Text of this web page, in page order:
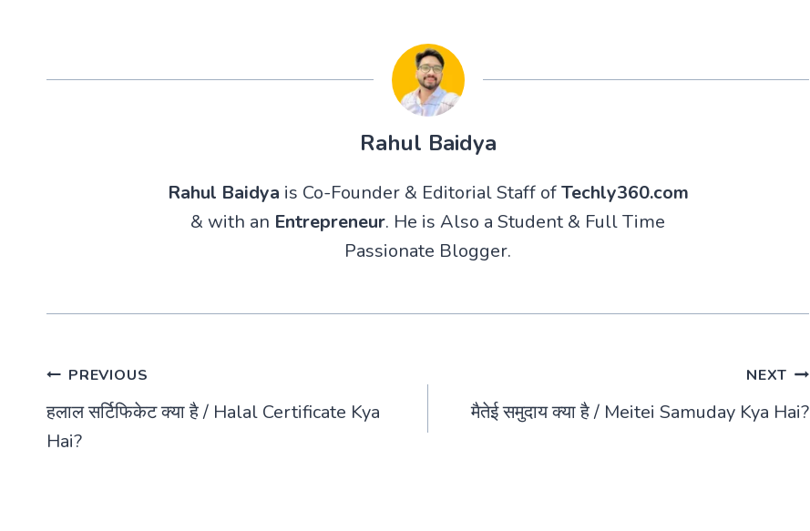
Rahul Baidya
Rahul Baidya is Co-Founder & Editorial Staff ofTechly360.com
& with an Entrepreneur. He is Also a Student & Full Time
Passionate Blogger.
Post
navigation
PREVIOUS
हलाल सर्टिफिकेट क्या है / Halal Certificate Kya
Hai?
NEXT
मैतेई समुदाय क्या है / Meitei Samuday Kya Hai?